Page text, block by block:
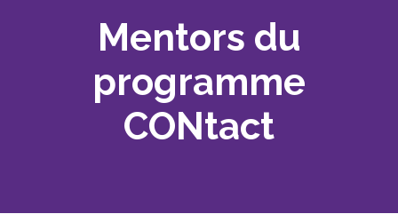
À propos de nous
Adhésion
menu
Mentors du
programme
CONtact